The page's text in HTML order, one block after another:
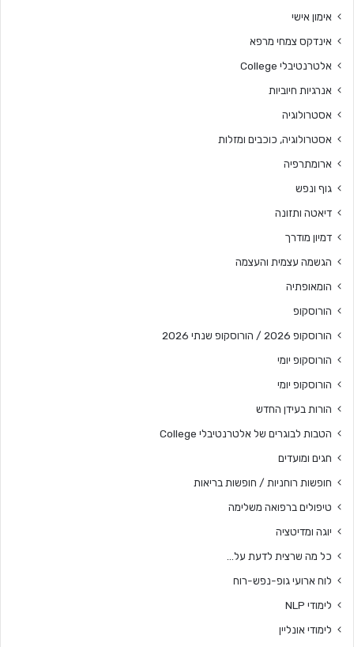
אימון אישי
אינדקס צמחי מרפא
אלטרנטיבלי College
אנרגיות חיוביות
אסטרולוגיה
אסטרולוגיה, כוכבים ומזלות
ארומתרפיה
גוף ונפש
דיאטה ותזונה
דמיון מודרך
הגשמה עצמית והעצמה
הומאופתיה
הורוסקופ
הורוסקופ 2026 / הורוסקופ שנתי 2026
הורוסקופ יומי
הורוסקופ יומי
הורות בעידן החדש
הטבות לבוגרים של אלטרנטיבלי College
חגים ומועדים
חופשות רוחניות / חופשות בריאות
טיפולים ברפואה משלימה
יוגה ומדיטציה
כל מה שרצית לדעת על…
לוח ארועי גופ-נפש-רוח
לימודי NLP
לימודי אונליין